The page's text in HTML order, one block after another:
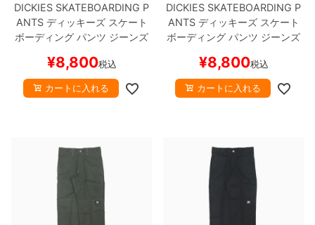
DICKIES SKATEBOARDING P
ANTSディッキーズ スケート
ボーディング パンツ ジーンズ
スケートボード スケボー
¥8,800税込
カートに入れる
DICKIES SKATEBOARDING P
ANTSディッキーズ スケート
ボーディング パンツ ジーンズ
スケートボード スケボ
ー
¥8,800税込
カートに入れる